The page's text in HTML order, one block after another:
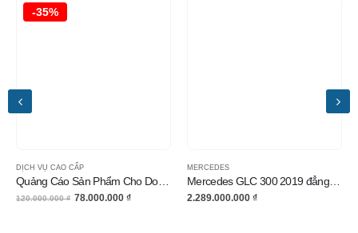
-35%
DỊCH VỤ CAO CẤP
Quảng Cáo Sản Phẩm Cho Doanh Nghiệp
120.000.000₫ 78.000.000₫
MERCEDES
Mercedes GLC 300 2019 đẳng cấp qua từng chi tiết nhỏ nhất
2.289.000.000 ₫